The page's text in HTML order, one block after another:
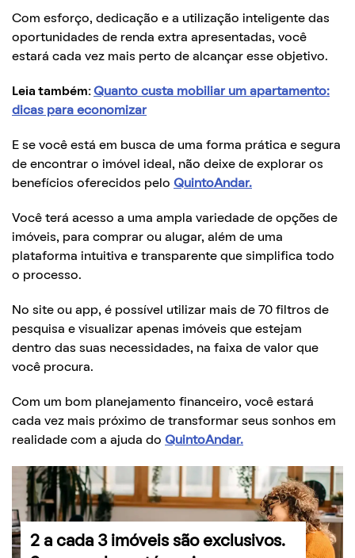
Com esforço, dedicação e a utilização inteligente das
oportunidades de renda extra apresentadas, você
estará cada vez mais perto de alcançar esse objetivo.
Leia também: Quanto custa mobiliar um apartamento:
dicas para economizar
E se você está em busca de uma forma prática e segura
de encontrar o imóvel ideal, não deixe de explorar os
benefícios oferecidos pelo QuintoAndar.
Você terá acesso a uma ampla variedade de opções de
imóveis, para comprar ou alugar, além de uma
plataforma intuitiva e transparente que simplifica todo
o processo.
No site ou app, é possível utilizar mais de 70 filtros de
pesquisa e visualizar apenas imóveis que estejam
dentro das suas necessidades, na faixa de valor que
você procura.
Com um bom planejamento financeiro, você estará
cada vez mais próximo de transformar seus sonhos em
realidade com a ajuda do QuintoAndar.
2 a cada 3 imóveis são exclusivos.